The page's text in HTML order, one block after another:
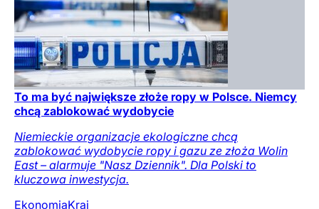
To ma być największe złoże ropy w Polsce. Niemcy
chcą zablokować wydobycie
Niemieckie organizacje ekologiczne chcą
zablokować wydobycie ropy i gazu ze złoża Wolin
East – alarmuje "Nasz Dziennik". Dla Polski to
kluczowa inwestycja.
EkonomiaKraj